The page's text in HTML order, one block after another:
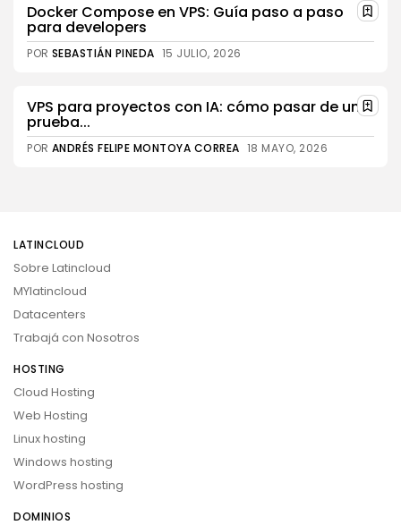
Docker Compose en VPS: Guía paso a paso
para developers
POR SEBASTIÁN PINEDA 15 JULIO, 2026
VPS para proyectos con IA: cómo pasar de una
prueba...
POR ANDRÉS FELIPE MONTOYA CORREA 18 MAYO, 2026
LATINCLOUD
Sobre Latincloud
MYlatincloud
Datacenters
Trabajá con Nosotros
HOSTING
Cloud Hosting
Web Hosting
Linux hosting
Windows hosting
WordPress hosting
DOMINIOS